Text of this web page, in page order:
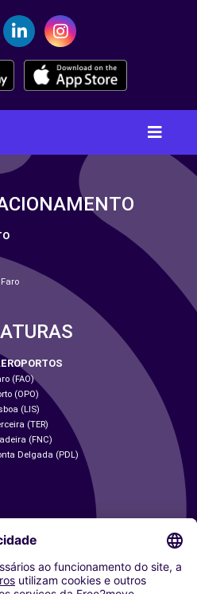
(FAO)
(OPO)
(LIS)
(TER)
(FNC)
Delgada (PDL)